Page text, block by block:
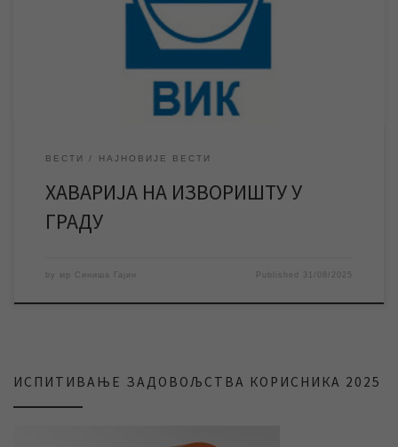
хаварије. Због хаварије већег обима на магистралном
цевоводу на изворишту у граду дошло је до прекида
водоснабдевања на територији целог града. Екипе ЈКП
ВЕСТИ НАЈНОВИЈЕ ВЕСТИ
ХАВАРИЈА НА ИЗВОРИШТУ У
ГРАДУ
by мр Синиша Гајин Published 31/08/2025
ИСПИТИВАЊЕ ЗАДОВОЉСТВА КОРИСНИКА 2025